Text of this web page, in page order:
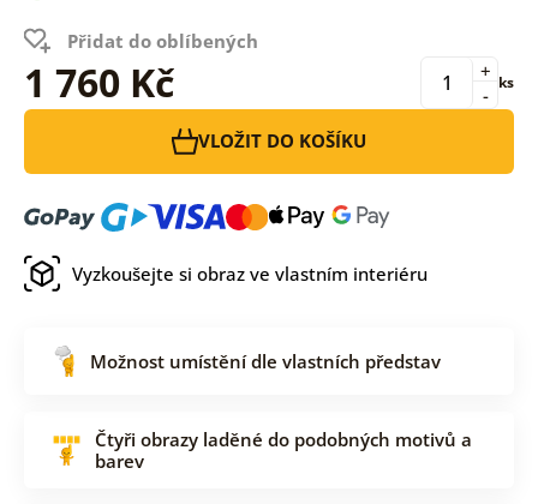
Přidat do oblíbených
1 760 Kč -
+ ks
VLOŽIT DO KOŠÍKU
Vyzkoušejte si obraz ve vlastním interiéru
Možnost umístění dle vlastních představ
Čtyři obrazy laděné do podobných motivů a
barev